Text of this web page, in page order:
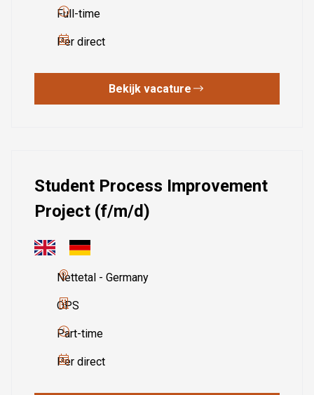
Full-time
Per direct
Bekijk vacature
Student Process Improvement
Project (f/m/d)
Nettetal - Germany
OPS
Part-time
Per direct